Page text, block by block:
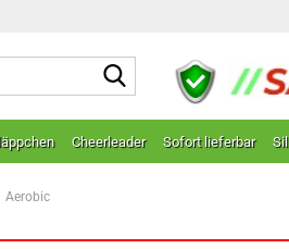
Suche...
Cheerleader Sofort lieferbar
Aerobic